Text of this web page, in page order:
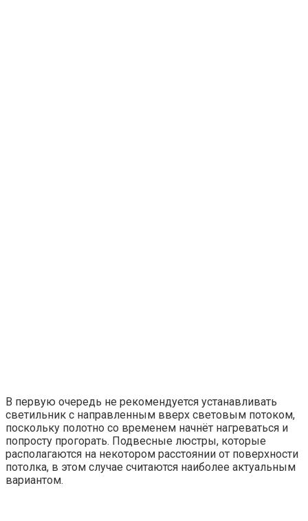
В первую очередь не рекомендуется устанавливать
светильник с направленным вверх световым потоком,
поскольку полотно со временем начнёт нагреваться и
попросту прогорать. Подвесные люстры, которые
располагаются на некотором расстоянии от поверхности
потолка, в этом случае считаются наиболее актуальным
вариантом.